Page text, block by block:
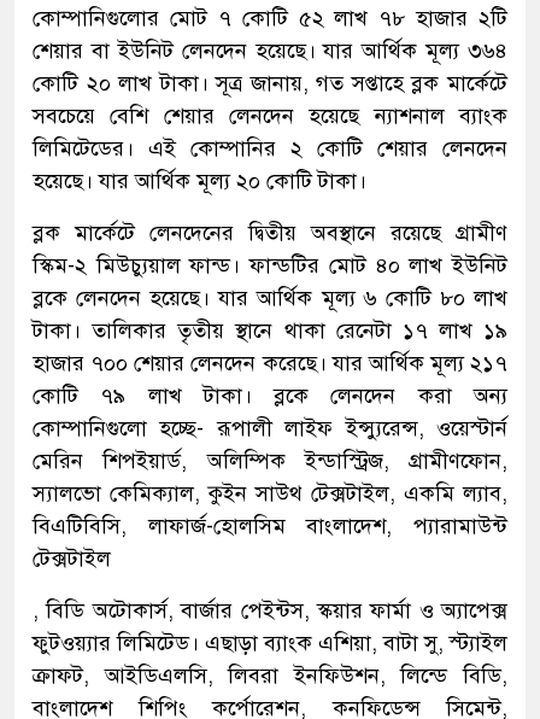
কোম্পানিগুলোর মোট ৭ কোটি ৫২ লাখ ৭৮ হাজার ২টি
শেয়ার বা ইউনিট লেনদেন হয়েছে। যার আর্থিক মূল্য ৩৬৪
কোটি ২০ লাখ টাকা। সূত্র জানায়, গত সপ্তাহে ব্লক মার্কেটে
সবচেয়ে বেশি শেয়ার লেনদেন হয়েছে ন্যাশনাল ব্যাংক
লিমিটেডের। এই কোম্পানির ২ কোটি শেয়ার লেনদেন
হয়েছে। যার আর্থিক মূল্য ২০ কোটি টাকা।
ব্লক মার্কেটে লেনদেনের দ্বিতীয় অবস্থানে রয়েছে গ্রামীণ
স্কিম-২ মিউচ্যুয়াল ফান্ড। ফান্ডটির মোট ৪০ লাখ ইউনিট
ব্লকে লেনদেন হয়েছে। যার আর্থিক মূল্য ৬ কোটি ৮০ লাখ
টাকা। তালিকার তৃতীয় স্থানে থাকা রেনেটা ১৭ লাখ ১৯
হাজার ৭০০ শেয়ার লেনদেন করেছে। যার আর্থিক মূল্য ২১৭
কোটি ৭৯ লাখ টাকা। ব্লকে লেনদেন করা অন্য
কোম্পানিগুলো হচ্ছে- রূপালী লাইফ ইন্স্যুরেন্স, ওয়েস্টার্ন
মেরিন শিপইয়ার্ড, অলিম্পিক ইন্ডাস্ট্রিজ, গ্রামীণফোন,
স্যালভো কেমিক্যাল, কুইন সাউথ টেক্সটাইল, একমি ল্যাব,
বিএটিবিসি, লাফার্জ-হোলসিম বাংলাদেশ, প্যারামাউন্ট
টেক্সটাইল
, বিডি অটোকার্স, বার্জার পেইন্টস, স্কয়ার ফার্মা ও অ্যাপেক্স
ফুটওয়্যার লিমিটেড। এছাড়া ব্যাংক এশিয়া, বাটা সু, স্ট্যাইল
ক্রাফট, আইডিএলসি, লিবরা ইনফিউশন, লিন্ডে বিডি,
বাংলাদেশ শিপিং কর্পোরেশন, কনফিডেন্স সিমেন্ট,